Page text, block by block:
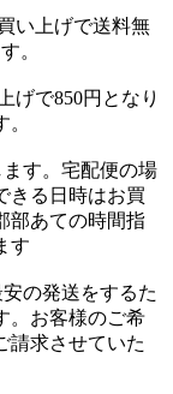
い上げで送料無
。
げで850円となり
す。宅配便の場
きる日時はお買
部あての時間指
す
の発送をするた
。お客様のご希
請求させていた